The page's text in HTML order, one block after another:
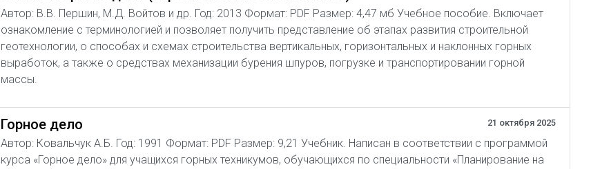
Автор: В.В. Першин, М.Д. Войтов и др. Год: 2013 Формат: PDF Размер: 4,47 мб Учебное пособие. Включает
ознакомление с терминологией и позволяет получить представление об этапах развития строительной
геотехнологии, о способах и схемах строительства вертикальных, горизонтальных и наклонных горных
выработок, а также о средствах механизации бурения шпуров, погрузке и транспортировании горной
массы.
Горное дело 21 октября 2025
Автор: Ковальчук А.Б. Год: 1991 Формат: PDF Размер: 9,21 Учебник. Написан в соответствии с программой
курса «Горное дело» для учащихся горных техникумов, обучающихся по специальности «Планирование на